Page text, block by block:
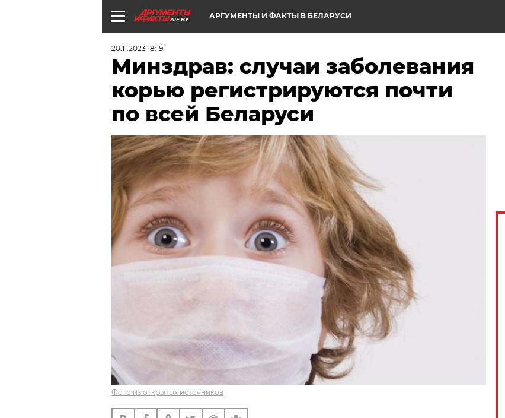
AIF.BY АРГУМЕНТЫ И ФАКТЫ В БЕЛАРУСИ
20.11.2023 18:19
Минздрав: случаи заболевания
корью регистрируются почти
по всей Беларуси
Фото из открытых источников